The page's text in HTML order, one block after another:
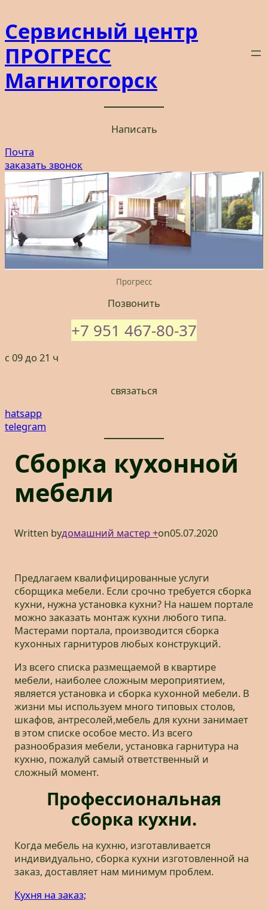
к
содержимому
Сервисный центр
ПРОГРЕСС
Магнитогорск
Написать
Почта
заказать звонок
Прогресс
Позвонить
+7 951 467-80-37
с 09 до 21 ч
связаться
hatsapp
telegram
Сборка кухонной
мебели
Written byдомашний мастер +on05.07.2020
Предлагаем квалифицированные услуги
сборщика мебели. Если срочно требуется сборка
кухни, нужна установка кухни? На нашем портале
можно заказать монтаж кухни любого типа.
Мастерами портала, производится сборка
кухонных гарнитуров любых конструкций.
Из всего списка размещаемой в квартире
мебели, наиболее сложным мероприятием,
является установка и сборка кухонной мебели. В
жизни мы используем много типовых столов,
шкафов, антресолей,мебель для кухни занимает
в этом списке особое место. Из всего
разнообразия мебели, установка гарнитура на
кухню, пожалуй самый ответственный и
сложный момент.
Профессиональная
сборка кухни.
Когда мебель на кухню, изготавливается
индивидуально, сборка кухни изготовленной на
заказ, доставляет нам минимум проблем.
Кухня на заказ;